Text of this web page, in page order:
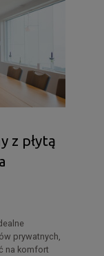
z płytą
prywatnych,
na komfort